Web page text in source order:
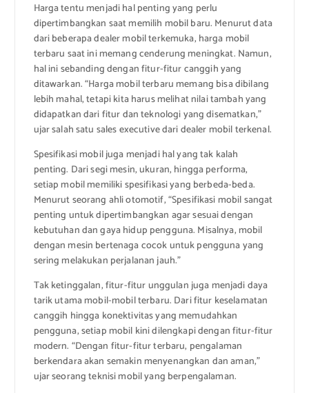
Harga tentu menjadi hal penting yang perlu
dipertimbangkan saat memilih mobil baru. Menurut data
dari beberapa dealer mobil terkemuka, harga mobil
terbaru saat ini memang cenderung meningkat. Namun,
hal ini sebanding dengan fitur-fitur canggih yang
ditawarkan. “Harga mobil terbaru memang bisa dibilang
lebih mahal, tetapi kita harus melihat nilai tambah yang
didapatkan dari fitur dan teknologi yang disematkan,”
ujar salah satu sales executive dari dealer mobil terkenal.
Spesifikasi mobil juga menjadi hal yang tak kalah
penting. Dari segi mesin, ukuran, hingga performa,
setiap mobil memiliki spesifikasi yang berbeda-beda.
Menurut seorang ahli otomotif, “Spesifikasi mobil sangat
penting untuk dipertimbangkan agar sesuai dengan
kebutuhan dan gaya hidup pengguna. Misalnya, mobil
dengan mesin bertenaga cocok untuk pengguna yang
sering melakukan perjalanan jauh.”
Tak ketinggalan, fitur-fitur unggulan juga menjadi daya
tarik utama mobil-mobil terbaru. Dari fitur keselamatan
canggih hingga konektivitas yang memudahkan
pengguna, setiap mobil kini dilengkapi dengan fitur-fitur
modern. “Dengan fitur-fitur terbaru, pengalaman
berkendara akan semakin menyenangkan dan aman,”
ujar seorang teknisi mobil yang berpengalaman.